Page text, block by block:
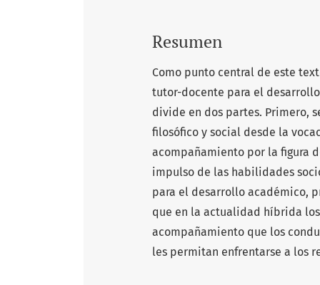
Resumen
Como punto central de este
tutor-docente para el
divide en dos partes. Primero,
ﬁlosóﬁco y social desde la
acompañamiento por la ﬁgura
impulso de las habilidades
para el desarrollo académico,
que en la actualidad híbrida
acompañamiento que los
les permitan enfrentarse a los